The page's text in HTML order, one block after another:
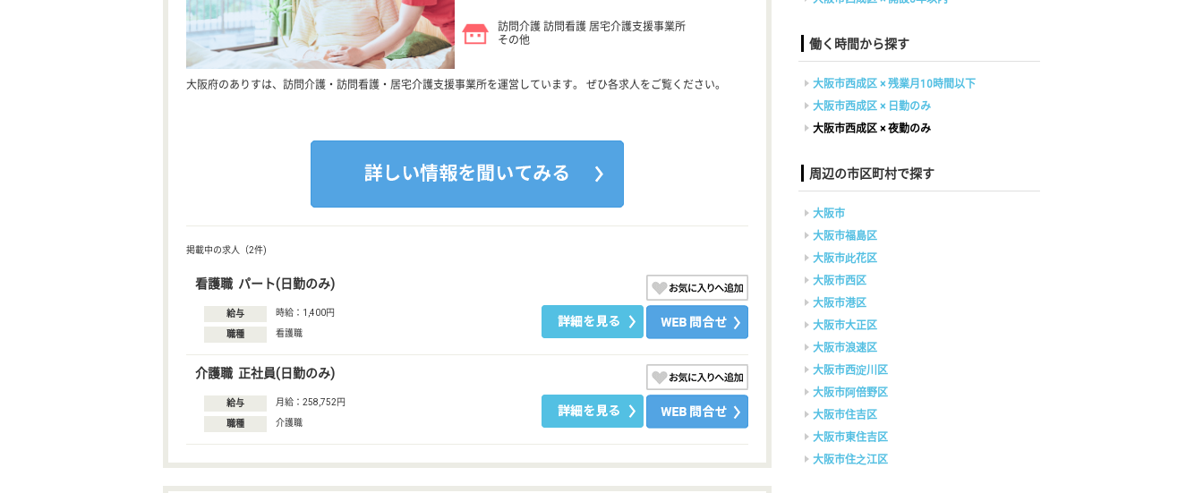
訪問介護 訪問看護 居宅介護支援事業所
その他
大阪府のありすは、訪問介護・訪問看護・居宅介護支援事業所を運営しています。 ぜひ各求人をご覧ください。
掲載中の求人（2件)
看護職 パート(日勤のみ)
給与 時給：1,400円
職種 看護職
介護職 正社員(日勤のみ)
給与 月給：258,752円
職種 介護職
働く時間から探す
大阪市西成区 × 残業月10時間以下
大阪市西成区 × 日勤のみ
大阪市西成区 × 夜勤のみ
周辺の市区町村で探す
大阪市
大阪市福島区
大阪市此花区
大阪市西区
大阪市港区
大阪市大正区
大阪市浪速区
大阪市西淀川区
大阪市阿倍野区
大阪市住吉区
大阪市東住吉区
大阪市住之江区